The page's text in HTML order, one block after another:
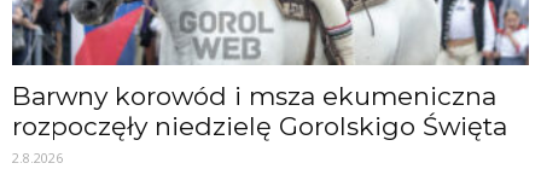
Barwny korowód i msza ekumeniczna
rozpoczęły niedzielę Gorolskigo Święta
2.8.2026